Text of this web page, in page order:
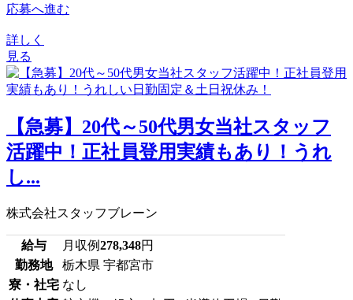
応募へ進む
詳しく
見る
【急募】20代～50代男女当社スタッフ
活躍中！正社員登用実績もあり！うれ
し...
株式会社スタッフブレーン
給与 月収例278,348円
勤務地
栃木県 宇都宮市
寮・社宅 なし